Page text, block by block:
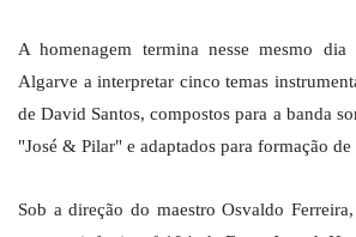
A homenagem termina nesse mesmo
Algarve a interpretar cinco temas
de David Santos, compostos para a banda
"José & Pilar" e adaptados para formação de
Sob a direção do maestro Osvaldo